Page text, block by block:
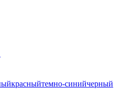
красныйтемно-синийчерный